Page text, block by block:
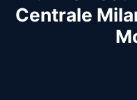
Centrale